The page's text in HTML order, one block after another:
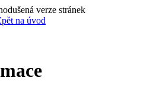
verze stránek
na úvod